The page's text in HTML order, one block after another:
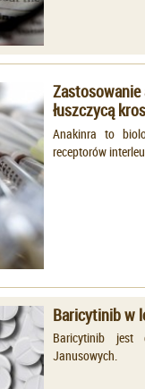
łuszczycą
Anakinra to
receptorów
Baricytinib w
Baricytinib jest
Janusowych.